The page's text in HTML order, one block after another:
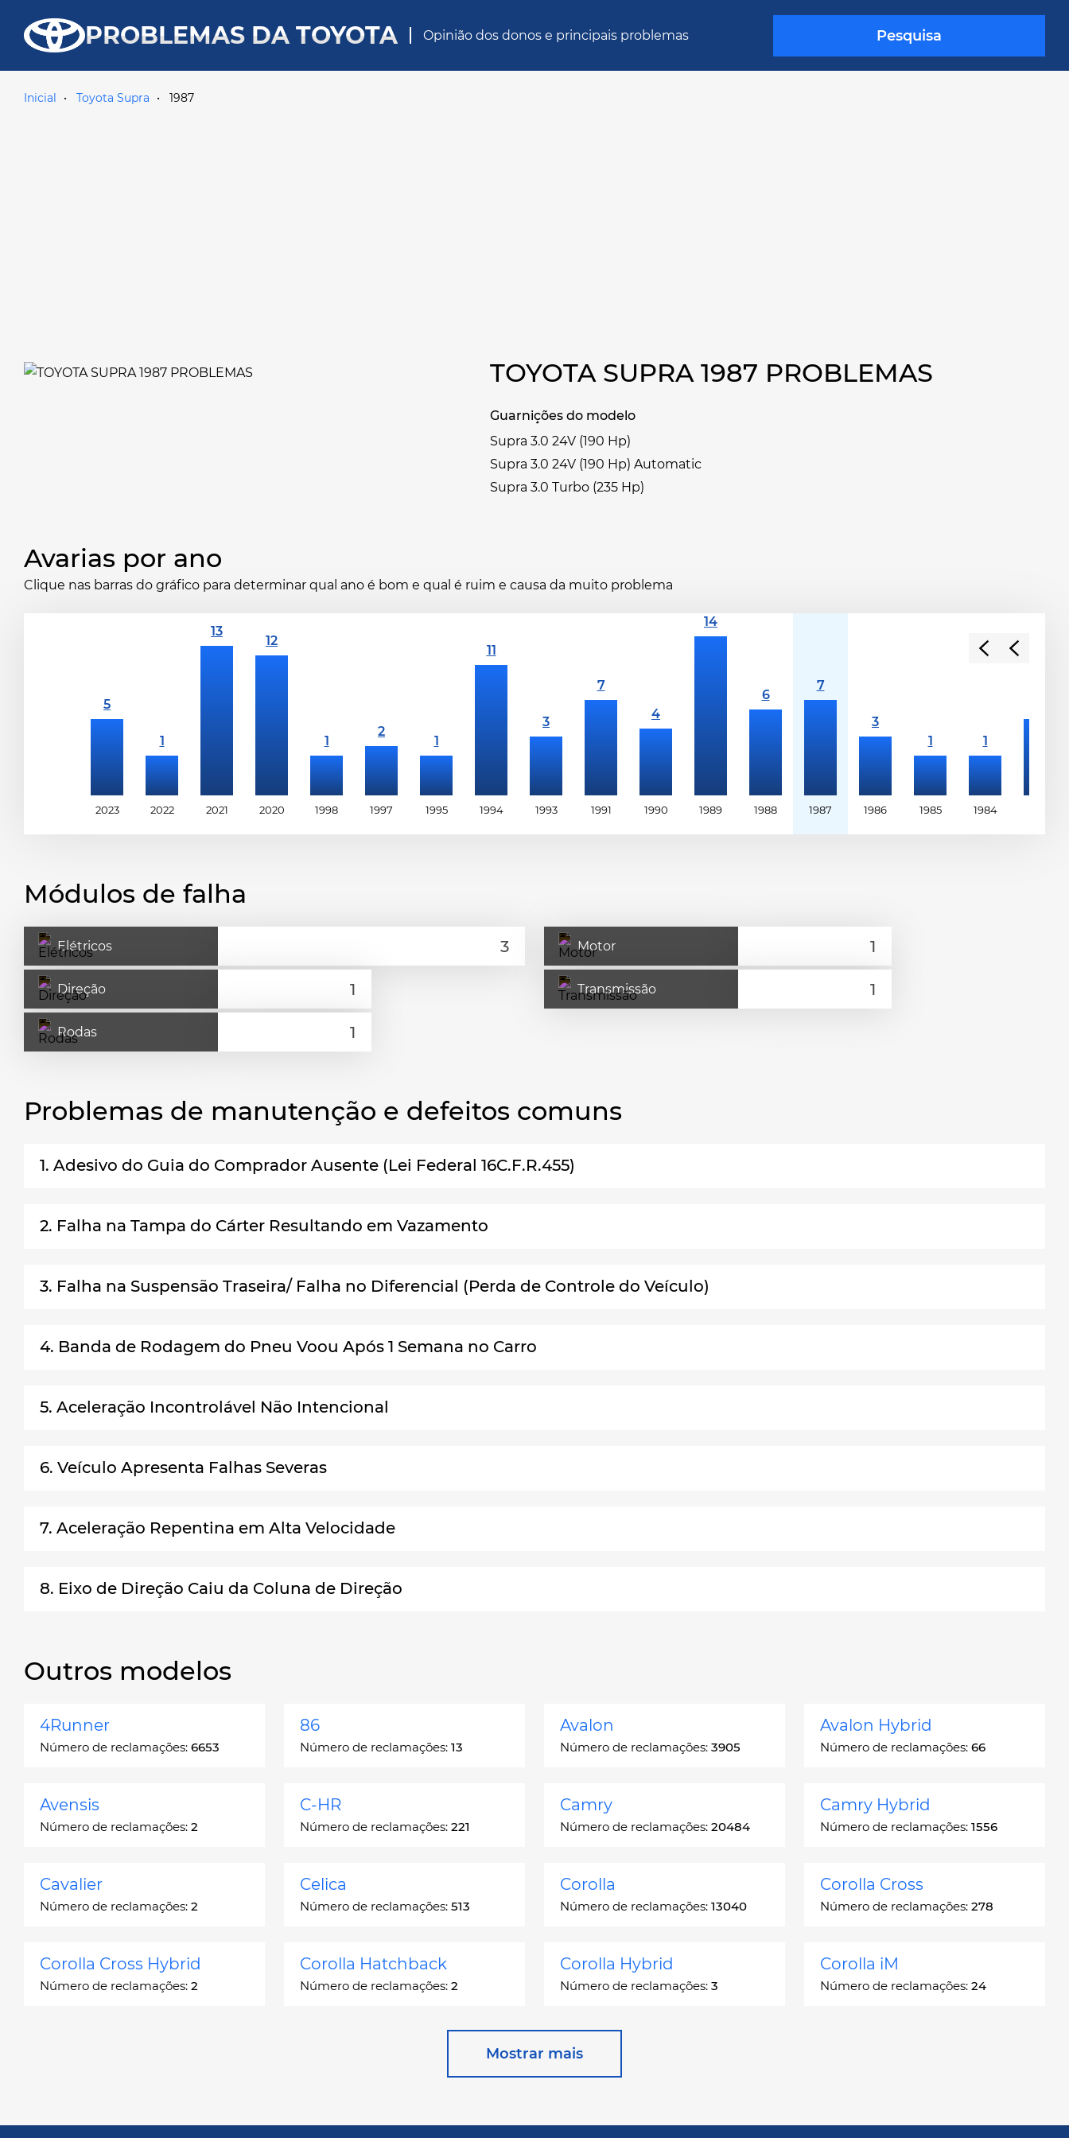
PROBLEMAS DA TOYOTA Opinião dos donos e principais problemas Pesquisa
Inicial Toyota Supra 1987
TOYOTA SUPRA 1987 PROBLEMAS
Guarnições do modelo
Supra 3.0 24V (190 Hp)
Supra 3.0 24V (190 Hp) Automatic
Supra 3.0 Turbo (235 Hp)
Avarias por ano
Clique nas barras do gráfico para determinar qual ano é bom e qual é ruim e causa da muito problema
2023 2022 2021 2020 1998 1997 1995 1994 1993 1991 1990 1989 1988 1987 1986 1985 1984
Módulos de falha
Elétricos Motor
Direção Transmissão
Rodas
Problemas de manutenção e defeitos comuns
1. Adesivo do Guia do Comprador Ausente (Lei Federal 16C.F.R.455)
2. Falha na Tampa do Cárter Resultando em Vazamento
3. Falha na Suspensão Traseira/ Falha no Diferencial (Perda de Controle do Veículo)
4. Banda de Rodagem do Pneu Voou Após 1 Semana no Carro
5. Aceleração Incontrolável Não Intencional
6. Veículo Apresenta Falhas Severas
7. Aceleração Repentina em Alta Velocidade
8. Eixo de Direção Caiu da Coluna de Direção
Outros modelos
4Runner
Número de reclamações: 6653
86
Número de reclamações: 13
Avalon
Número de reclamações: 3905
Avalon Hybrid
Número de reclamações: 66
Avensis
Número de reclamações: 2
C-HR
Número de reclamações: 221
Camry
Número de reclamações: 20484
Camry Hybrid
Número de reclamações: 1556
Cavalier
Número de reclamações: 2
Celica
Número de reclamações: 513
Corolla
Número de reclamações: 13040
Corolla Cross
Número de reclamações: 278
Corolla Cross Hybrid
Número de reclamações: 2
Corolla Hatchback
Número de reclamações: 2
Corolla Hybrid
Número de reclamações: 3
Corolla iM
Número de reclamações: 24
Cressida
Echo FJ Cruiser GR Corolla GR86
Mostrar mais